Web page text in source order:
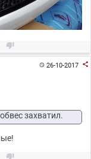

26-10-2017 
захватил.
